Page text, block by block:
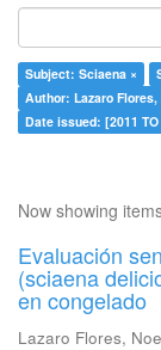
Subject: Sciaena ×
Author: Lazaro
Date issued: [2011 TO
Now showing
Evaluación
(sciaena
en congelado
Lazaro Flores,